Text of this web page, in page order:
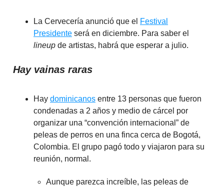
La Cervecería anunció que el Festival
Presidente será en diciembre. Para saber el
lineup de artistas, habrá que esperar a julio.
Hay vainas raras
Hay dominicanos entre 13 personas que fueron
condenadas a 2 años y medio de cárcel por
organizar una “convención internacional” de
peleas de perros en una finca cerca de Bogotá,
Colombia. El grupo pagó todo y viajaron para su
reunión, normal.
Aunque parezca increíble, las peleas de